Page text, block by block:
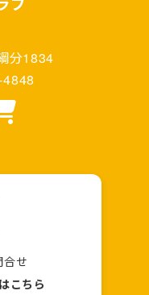
分1834
合せ
こちら